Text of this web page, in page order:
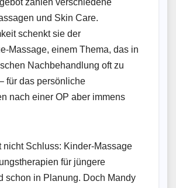
zählen verschiedene
und Skin Care.
schenkt sie der
einem Thema, das in
Nachbehandlung oft zu
für das persönliche
nach einer OP aber immens
nicht Schluss: Kinder‑Massage
für jüngere
schon in Planung. Doch Mandy